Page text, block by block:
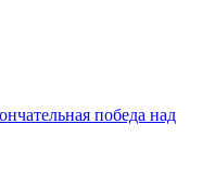
победа над